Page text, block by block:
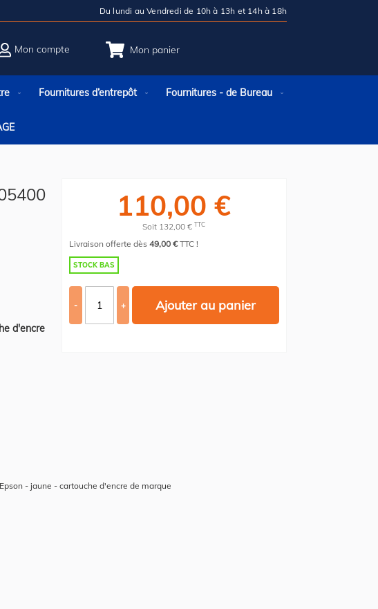
Du lundi au Vendredi de 10h à 13h et 14h à 18h
Mon panier
Mon compte
Fournitures d’entrepôt Fournitures - de Bureau
d'encre
110,00 €
Soit 132,00 € TTC
Livraison offerte dès49,00 €TTC !
STOCK BAS
- + Ajouter au panier
- jaune - cartouche d'encre de marque